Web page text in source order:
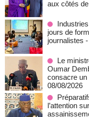
aux côtés
jours de
journalistes
Le
Oumar
consacre un
08/08/2026
l’attention